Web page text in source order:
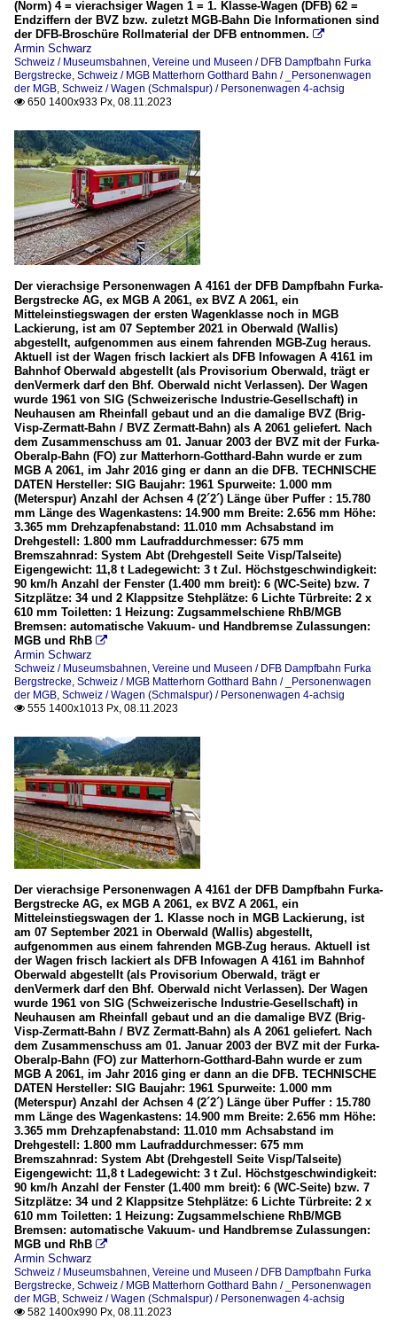
(Norm) 4 = vierachsiger Wagen 1 = 1. Klasse-Wagen (DFB) 62 =
Endziffern der BVZ bzw. zuletzt MGB-Bahn Die Informationen sind
der DFB-Broschüre Rollmaterial der DFB entnommen. 
Armin Schwarz
Schweiz / Museumsbahnen, Vereine und Museen / DFB Dampfbahn Furka
Bergstrecke, Schweiz / MGB Matterhorn Gotthard Bahn / _Personenwagen
der MGB, Schweiz / Wagen (Schmalspur) / Personenwagen 4-achsig
 650 1400x933 Px, 08.11.2023
Der vierachsige Personenwagen A 4161 der DFB Dampfbahn Furka-
Bergstrecke AG, ex MGB A 2061, ex BVZ A 2061, ein
Mitteleinstiegswagen der ersten Wagenklasse noch in MGB
Lackierung, ist am 07 September 2021 in Oberwald (Wallis)
abgestellt, aufgenommen aus einem fahrenden MGB-Zug heraus.
Aktuell ist der Wagen frisch lackiert als DFB Infowagen A 4161 im
Bahnhof Oberwald abgestellt (als Provisorium Oberwald, trägt er
denVermerk darf den Bhf. Oberwald nicht Verlassen). Der Wagen
wurde 1961 von SIG (Schweizerische Industrie-Gesellschaft) in
Neuhausen am Rheinfall gebaut und an die damalige BVZ (Brig-
Visp-Zermatt-Bahn / BVZ Zermatt-Bahn) als A 2061 geliefert. Nach
dem Zusammenschuss am 01. Januar 2003 der BVZ mit der Furka-
Oberalp-Bahn (FO) zur Matterhorn-Gotthard-Bahn wurde er zum
MGB A 2061, im Jahr 2016 ging er dann an die DFB. TECHNISCHE
DATEN Hersteller: SIG Baujahr: 1961 Spurweite: 1.000 mm
(Meterspur) Anzahl der Achsen 4 (2´2´) Länge über Puffer : 15.780
mm Länge des Wagenkastens: 14.900 mm Breite: 2.656 mm Höhe:
3.365 mm Drehzapfenabstand: 11.010 mm Achsabstand im
Drehgestell: 1.800 mm Laufraddurchmesser: 675 mm
Bremszahnrad: System Abt (Drehgestell Seite Visp/Talseite)
Eigengewicht: 11,8 t Ladegewicht: 3 t Zul. Höchstgeschwindigkeit:
90 km/h Anzahl der Fenster (1.400 mm breit): 6 (WC-Seite) bzw. 7
Sitzplätze: 34 und 2 Klappsitze Stehplätze: 6 Lichte Türbreite: 2 x
610 mm Toiletten: 1 Heizung: Zugsammelschiene RhB/MGB
Bremsen: automatische Vakuum- und Handbremse Zulassungen:
MGB und RhB 
Armin Schwarz
Schweiz / Museumsbahnen, Vereine und Museen / DFB Dampfbahn Furka
Bergstrecke, Schweiz / MGB Matterhorn Gotthard Bahn / _Personenwagen
der MGB, Schweiz / Wagen (Schmalspur) / Personenwagen 4-achsig
 555 1400x1013 Px, 08.11.2023
Der vierachsige Personenwagen A 4161 der DFB Dampfbahn Furka-
Bergstrecke AG, ex MGB A 2061, ex BVZ A 2061, ein
Mitteleinstiegswagen der 1. Klasse noch in MGB Lackierung, ist
am 07 September 2021 in Oberwald (Wallis) abgestellt,
aufgenommen aus einem fahrenden MGB-Zug heraus. Aktuell ist
der Wagen frisch lackiert als DFB Infowagen A 4161 im Bahnhof
Oberwald abgestellt (als Provisorium Oberwald, trägt er
denVermerk darf den Bhf. Oberwald nicht Verlassen). Der Wagen
wurde 1961 von SIG (Schweizerische Industrie-Gesellschaft) in
Neuhausen am Rheinfall gebaut und an die damalige BVZ (Brig-
Visp-Zermatt-Bahn / BVZ Zermatt-Bahn) als A 2061 geliefert. Nach
dem Zusammenschuss am 01. Januar 2003 der BVZ mit der Furka-
Oberalp-Bahn (FO) zur Matterhorn-Gotthard-Bahn wurde er zum
MGB A 2061, im Jahr 2016 ging er dann an die DFB. TECHNISCHE
DATEN Hersteller: SIG Baujahr: 1961 Spurweite: 1.000 mm
(Meterspur) Anzahl der Achsen 4 (2´2´) Länge über Puffer : 15.780
mm Länge des Wagenkastens: 14.900 mm Breite: 2.656 mm Höhe:
3.365 mm Drehzapfenabstand: 11.010 mm Achsabstand im
Drehgestell: 1.800 mm Laufraddurchmesser: 675 mm
Bremszahnrad: System Abt (Drehgestell Seite Visp/Talseite)
Eigengewicht: 11,8 t Ladegewicht: 3 t Zul. Höchstgeschwindigkeit:
90 km/h Anzahl der Fenster (1.400 mm breit): 6 (WC-Seite) bzw. 7
Sitzplätze: 34 und 2 Klappsitze Stehplätze: 6 Lichte Türbreite: 2 x
610 mm Toiletten: 1 Heizung: Zugsammelschiene RhB/MGB
Bremsen: automatische Vakuum- und Handbremse Zulassungen:
MGB und RhB 
Armin Schwarz
Schweiz / Museumsbahnen, Vereine und Museen / DFB Dampfbahn Furka
Bergstrecke, Schweiz / MGB Matterhorn Gotthard Bahn / _Personenwagen
der MGB, Schweiz / Wagen (Schmalspur) / Personenwagen 4-achsig
 582 1400x990 Px, 08.11.2023